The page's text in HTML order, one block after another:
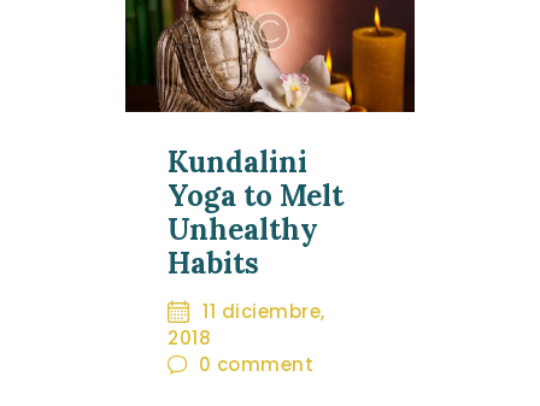
Kundalini
Yoga to Melt
Unhealthy
Habits
11 diciembre,
2018
0 comment